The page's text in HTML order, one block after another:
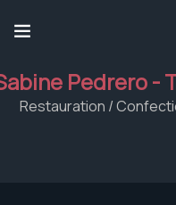
Pedrero -
Restauration /